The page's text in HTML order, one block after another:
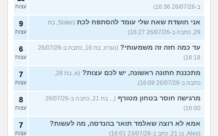
ב-26/07/26 16:36)
עצות
אני חושדת שאח שלי עומד להסתפח לכת
(Sister, בת
29, כתבה ב-26/07/26 16:27)
9
עצות
עד כמה חזה זה משמעותי?
(נערה, בת 16, כתבה ב-26/07/26
16:18)
6
עצות
מתכננת חתונה ראשונה, יש לכם עצות?
כתבה ב-26/07/26 16:09)
7
עצות
מרגישה חוסר בטחון מטורף
(.., בת 21, כתבה ב-26/07/26
16:00)
8
עצות
אמא לא רוצה שאלמד תואר בהנדסה, מה לעשות?
(Alex, בן 21, כתב ב-23/07/26 16:01)
7
עצות